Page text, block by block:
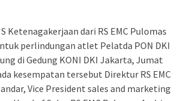
Ketenagakerjaan dari RS EMC Pulomas
perlindungan atlet Pelatda PON DKI
di Gedung KONI DKI Jakarta, Jumat
kesempatan tersebut Direktur RS EMC
Vice President sales and marketing